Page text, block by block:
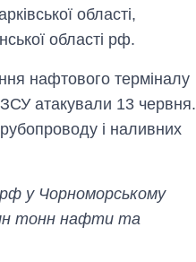
області,
області рф.
нафтового терміналу
атакували 13 червня.
і наливних
у Чорноморському
тонн нафти та